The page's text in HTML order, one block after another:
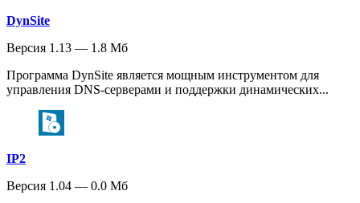
DynSite
Версия 1.13 — 1.8 Мб
Программа DynSite является мощным инструментом для
управления DNS-серверами и поддержки динамических...
IP2
Версия 1.04 — 0.0 Мб